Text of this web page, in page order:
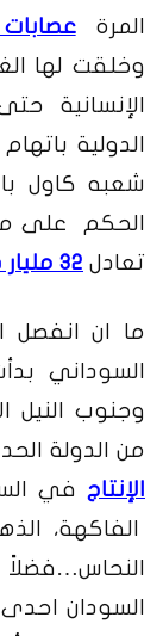
المرة
وخلقت لها
الإنسانية
الدولية
شعبه كاول
الحكم على مر
تعادل 32 مليار دولار
ما ان انفصل
السوداني
وجنوب النيل
من الدولة
الإنتاج في
الفاكهة،
السودان